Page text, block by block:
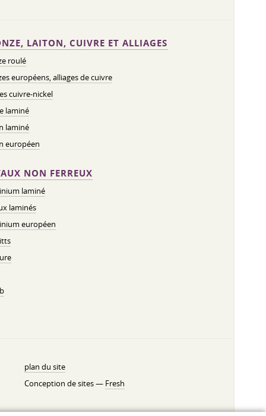
LAITON, CUIVRE ET ALLIAGES
roulé
européens, alliages de cuivre
cuivre-nickel
laminé
laminé
européen
NON FERREUX
laminé
laminés
européen
plan du site
Conception de sites — Fresh